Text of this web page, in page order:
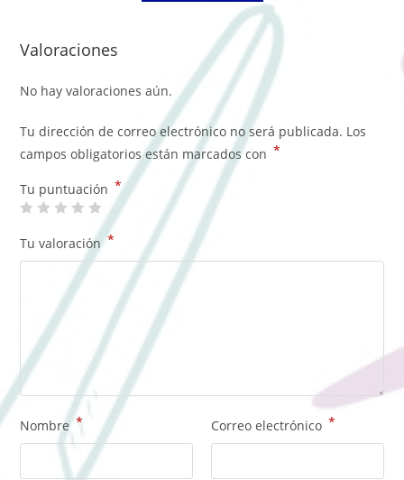
Valoraciones
No hay valoraciones aún.
Tu dirección de correo electrónico no será publicada. Los
campos obligatorios están marcados con *
Tu puntuación *
Tu valoración*
Nombre* Correo electrónico *